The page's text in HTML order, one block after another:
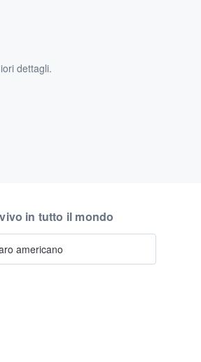
dettagli.
in tutto il mondo
americano